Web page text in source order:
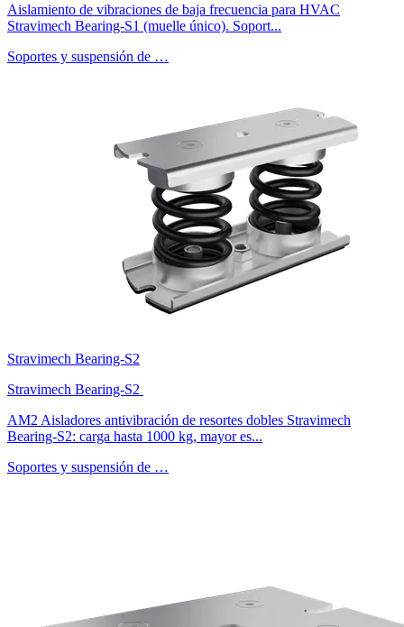
Aislamiento de vibraciones de baja frecuencia para HVAC
Stravimech Bearing-S1 (muelle único). Soport...
Soportes y suspensión de …
Stravimech Bearing-S2
Stravimech Bearing-S2
AM2 Aisladores antivibración de resortes dobles Stravimech
Bearing-S2: carga hasta 1000 kg, mayor es...
Soportes y suspensión de …